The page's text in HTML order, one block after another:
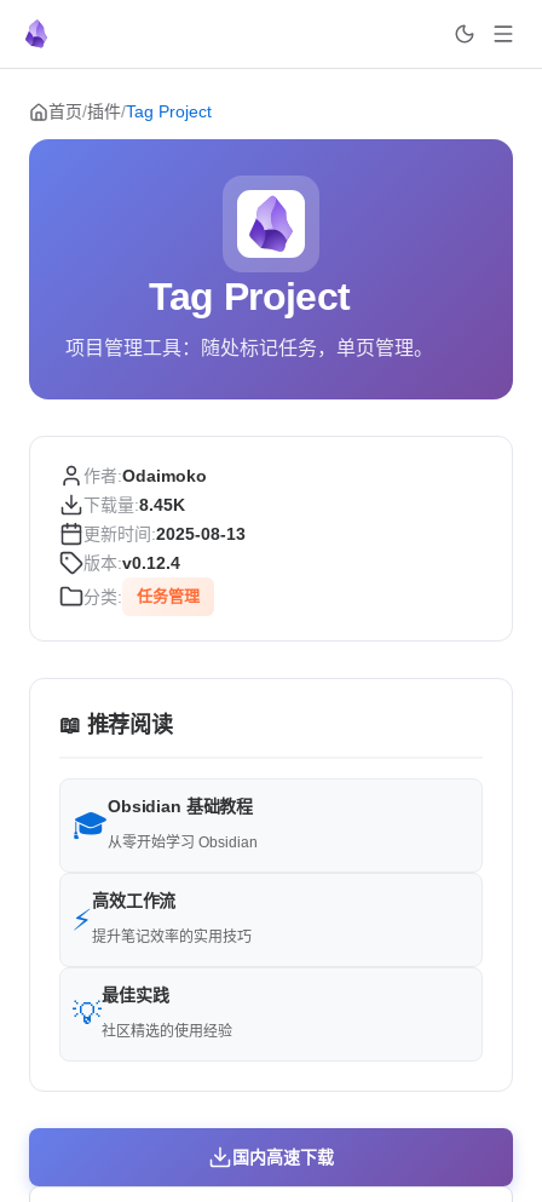
Skip to content
首页/插件/Tag Project
Tag Project
项目管理工具：随处标记任务，单页管理。
作者:Odaimoko
下载量:8.45K
更新时间:2025-08-13
版本:v0.12.4
分类:
任务管理
📖 推荐阅读
🎓
Obsidian 基础教程
从零开始学习 Obsidian
⚡
高效工作流
提升笔记效率的实用技巧
💡
最佳实践
社区精选的使用经验
国内高速下载